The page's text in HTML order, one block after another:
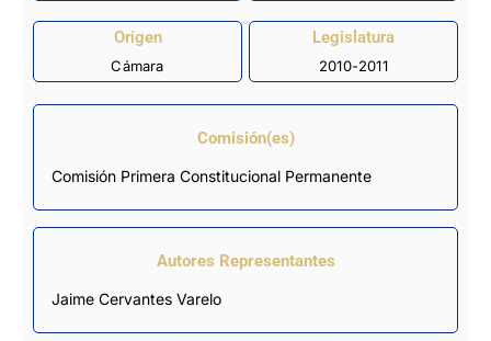
Origen
Cámara
Legislatura
2010-2011
Comisión(es)
Comisión Primera Constitucional Permanente
Autores Representantes
Jaime Cervantes Varelo